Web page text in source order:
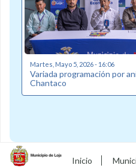
Martes, Mayo 5, 2026 - 16:06
Variada programación por
Chantaco
Inicio